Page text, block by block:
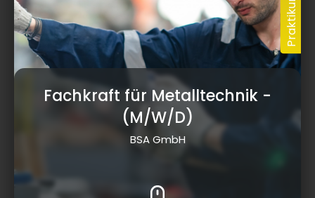
Fachkraft für Metalltechnik -
(M/W/D)
BSA GmbH